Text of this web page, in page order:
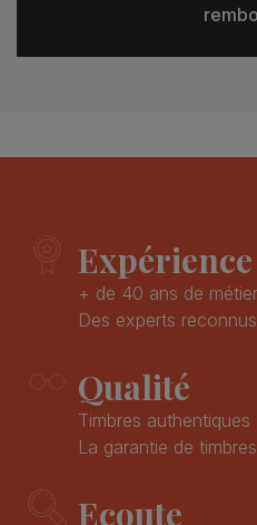
Expérience
+ de 40 ans de métier
Des experts reconnus
Qualité
Timbres authentiques
La garantie de
Ecoute